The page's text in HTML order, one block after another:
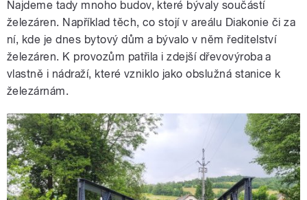
Najdeme tady mnoho budov, které bývaly součástí
železáren. Například těch, co stojí v areálu Diakonie či za
ní, kde je dnes bytový dům a bývalo v něm ředitelství
železáren. K provozům patřila i zdejší dřevovýroba a
vlastně i nádraží, které vzniklo jako obslužná stanice k
železárnám.